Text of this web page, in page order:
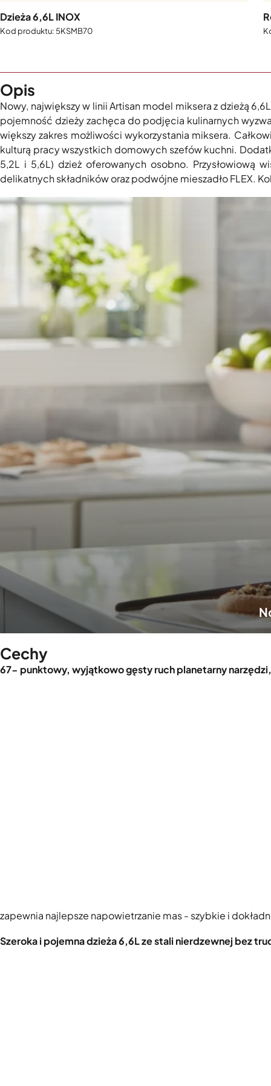
Dzieża 6,6L INOX
5KSMB70
Opis
Nowy, największy w linii Artisan model miksera z dzieżą
pojemność dzieży zachęca do podjęcia kulinarnych
większy zakres możliwości wykorzystania miksera.
kulturą pracy wszystkich domowych szefów kuchni.
5,2L i 5,6L) dzież oferowanych osobno. Przysłowiową
delikatnych składników oraz podwójne mieszadło FLEX.
Cechy
67- punktowy, wyjątkowo gęsty ruch planetarny
zapewnia najlepsze napowietrzanie mas - szybkie i
Szeroka i pojemna dzieża 6,6L ze stali nierdzewnej bez